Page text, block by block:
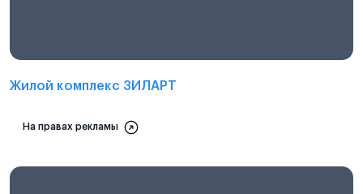
Жилой комплекс ЗИЛАРТ
На правах рекламы